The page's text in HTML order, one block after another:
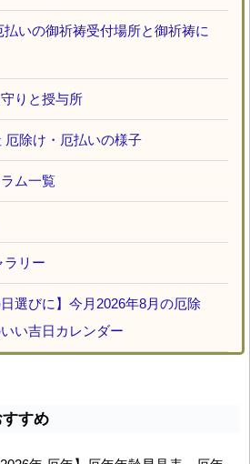
いの御祈祷受付場所と御祈祷に
りと授与所
厄除け・厄払いの様子
ム一覧
ラリー
選びに】今月2026年8月の厄除
い吉日カレンダー
すめ